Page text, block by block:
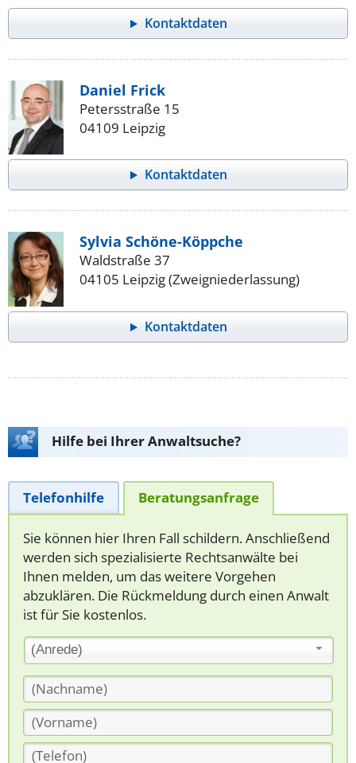
Kontaktdaten
Daniel Frick
Petersstraße 15
04109 Leipzig
Kontaktdaten
Sylvia Schöne-Köppche
Waldstraße 37
04105 Leipzig (Zweigniederlassung)
Kontaktdaten
Hilfe bei Ihrer Anwaltsuche?
Telefonhilfe Beratungsanfrage
Sie können hier Ihren Fall schildern. Anschließend
werden sich spezialisierte Rechtsanwälte bei
Ihnen melden, um das weitere Vorgehen
abzuklären. Die Rückmeldung durch einen Anwalt
ist für Sie kostenlos.
(Anrede)